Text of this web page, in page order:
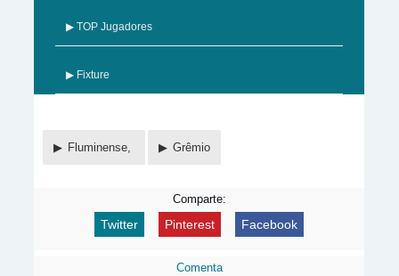
▶ TOP Jugadores
▶ Fixture
Fluminense, Grêmio
Comparte:
Twitter Pinterest Facebook
Comenta